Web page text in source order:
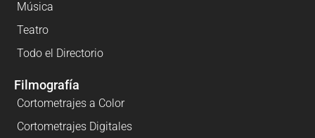
Música
Teatro
Todo el Directorio
Filmografía
Cortometrajes a Color
Cortometrajes Digitales